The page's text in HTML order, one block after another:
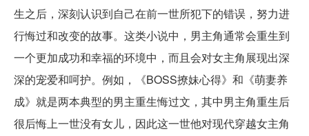
生之后，深刻认识到自己在前一世所犯下的错误，努力进
行悔过和改变的故事。这类小说中，男主角通常会重生到
一个更加成功和幸福的环境中，而且会对女主角展现出深
深的宠爱和呵护。例如，《BOSS撩妹心得》和《萌妻养
成》就是两本典型的男主重生悔过文，其中男主角重生后
很后悔上一世没有女儿，因此这一世他对现代穿越女主角